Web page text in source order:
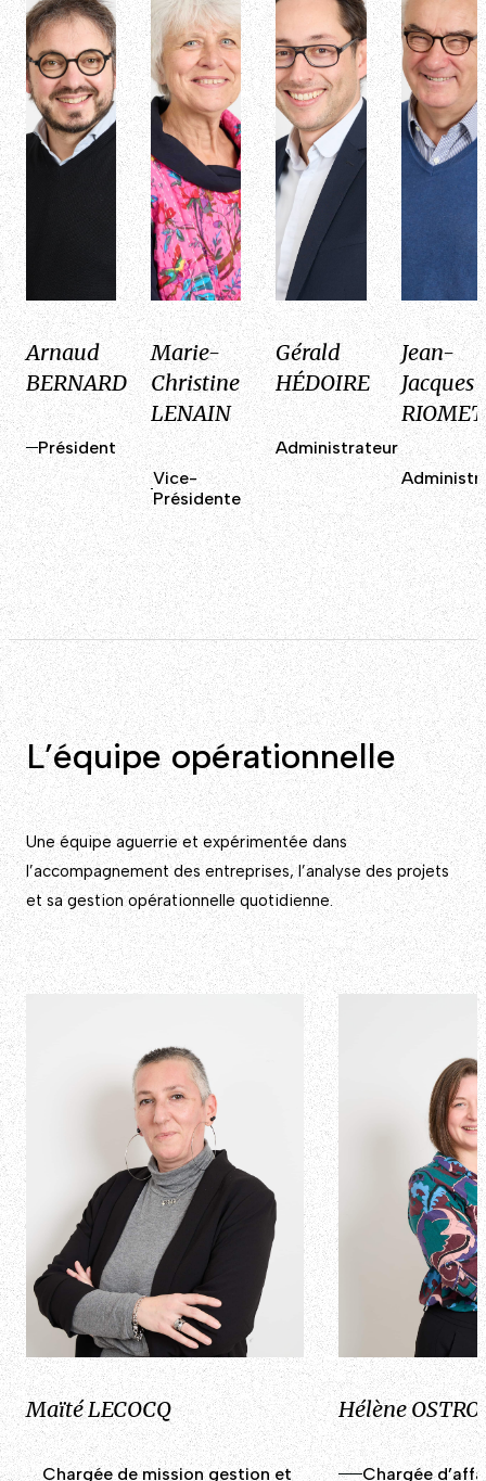
Arnaud
BERNARD
Président
Marie-
Christine
LENAIN
Vice-
Présidente
Gérald
HÉDOIRE
Administrateur
Jean-
Jacques
RIOMET
L’équipe opérationnelle
Une équipe aguerrie et expérimentée dans
l’accompagnement des entreprises, l’analyse des projets
et sa gestion opérationnelle quotidienne.
Maïté LECOCQ
Chargée de mission gestion et
Hélène
Chargée